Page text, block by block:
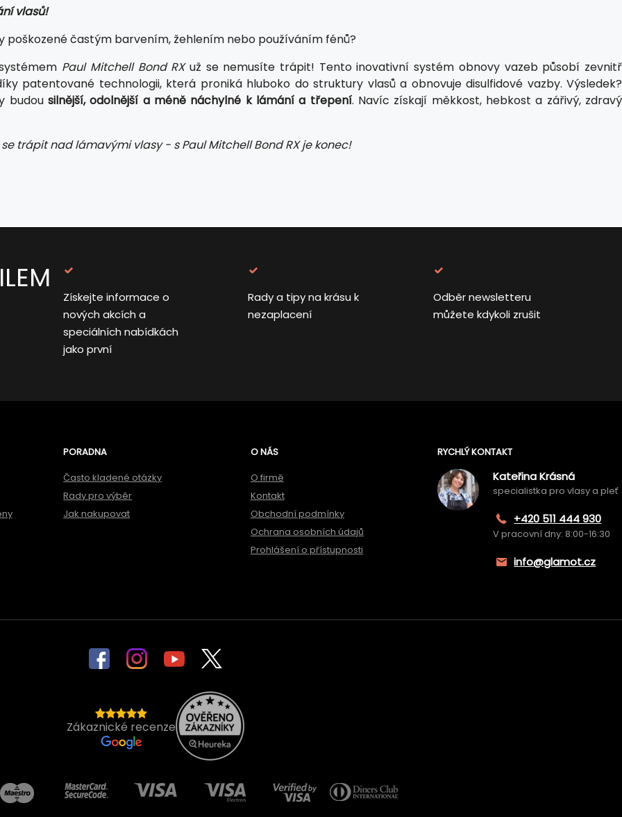
vlasů!
poškozené častým barvením, žehlením nebo používáním fénů?
Paul Mitchell Bond RXuž se nemusíte trápit! Tento inovativní systém obnovy vazeb působí zevnitř
patentované technologii, která proniká hluboko do struktury vlasů a obnovuje disulfidové vazby. Výsledek?
budou silnější, odolnější a méně náchylné k lámání a třepení. Navíc získají měkkost, hebkost a zářivý, zdravý
trápit nad lámavými vlasy - s Paul Mitchell Bond RX je konec!
Získejte informace o
nových akcích a
speciálních nabídkách
jako první
Rady a tipy na krásu k
nezaplacení
Odběr newsletteru
můžete kdykoli zrušit
PORADNA
Často kladené otázky
Rady pro výběr
Jak nakupovat
O NÁS
O firmě
Kontakt
Obchodní podmínky
Ochrana osobních údajů
Prohlášení o přístupnosti
RYCHLÝ KONTAKT
Kateřina Krásná
specialistka pro vlasy a pleť
+420 511 444 930
V pracovní dny: 8:00-16:30
info@glamot.cz
Zákaznické recenze